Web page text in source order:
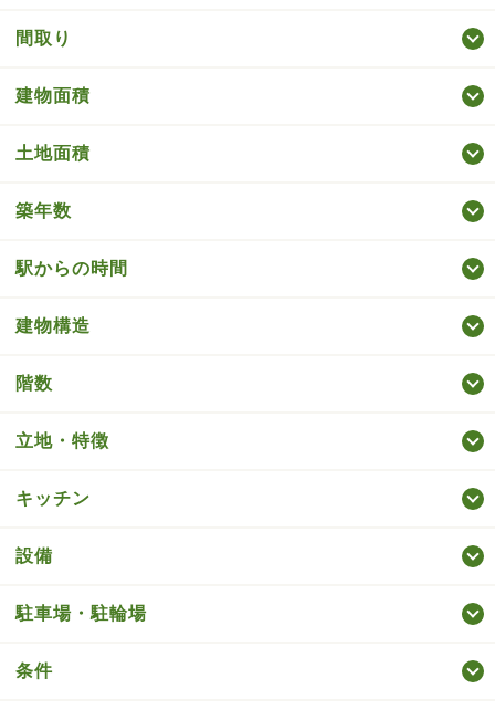
間取り
建物面積
土地面積
築年数
駅からの時間
建物構造
階数
立地・特徴
キッチン
設備
駐車場・駐輪場
条件